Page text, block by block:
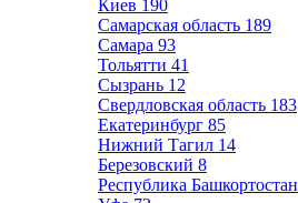
Киев 190
Самарская область 189
Самара 93
Тольятти 41
Сызрань 12
Свердловская область 183
Екатеринбург 85
Нижний Тагил 14
Березовский 8
Республика Башкортостан